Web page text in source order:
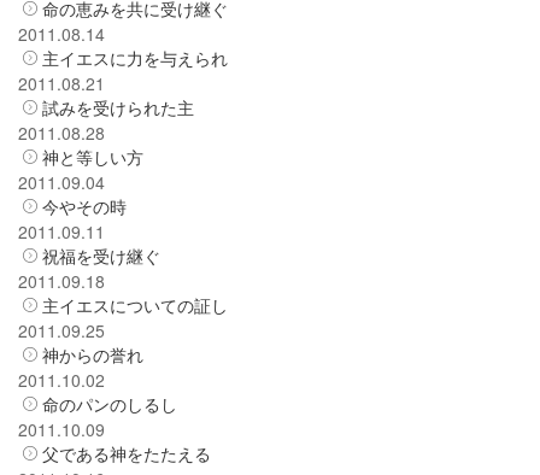
命の恵みを共に受け継ぐ
2011.08.14
主イエスに力を与えられ
2011.08.21
試みを受けられた主
2011.08.28
神と等しい方
2011.09.04
今やその時
2011.09.11
祝福を受け継ぐ
2011.09.18
主イエスについての証し
2011.09.25
神からの誉れ
2011.10.02
命のパンのしるし
2011.10.09
父である神をたたえる